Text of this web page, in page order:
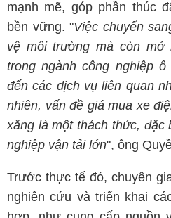
mạnh mẽ, góp phần thúc
bền vững. "Việc chuyển
vệ môi trường mà còn
trong ngành công nghiệp
đến các dịch vụ liên quan
nhiên, vấn đề giá mua xe
xăng là một thách thức, đặc
nghiệp vận tải lớn", ông
Trước thực tế đó, chuyên
nghiên cứu và triển khai